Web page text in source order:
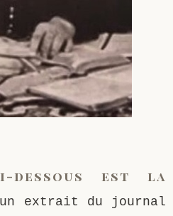
(Abachidzé)
Spiléote
(Vassopoulou)
dessous est la
extrait du journal